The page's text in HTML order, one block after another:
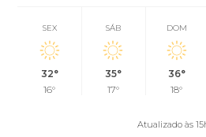
SEX
32°
16°
SÁB
35°
17°
DOM
36°
18°
Atualizado às